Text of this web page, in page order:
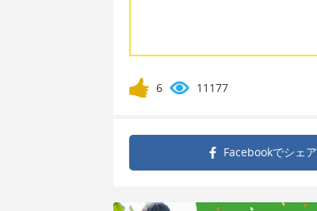
6 11177
Facebookでシェア